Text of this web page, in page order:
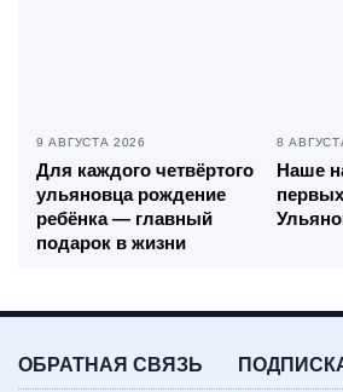
9 АВГУСТА 2026
Для каждого четвёртого
ульяновца рождение
ребёнка — главный
подарок в жизни
8
Наше
ОБРАТНАЯ СВЯЗЬ